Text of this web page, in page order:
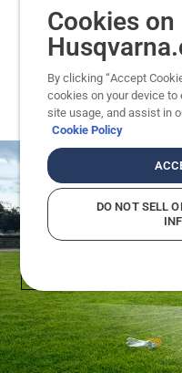
ROBOTTIEN
Cookies on
By clicking “Accept
cookies on your device
site usage, and assist in
Cookie Policy
DO NOT SELL